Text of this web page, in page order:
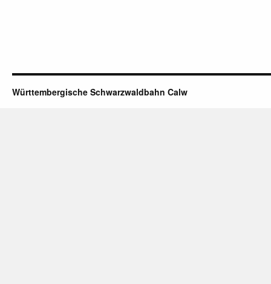
Württembergische Schwarzwaldbahn Calw